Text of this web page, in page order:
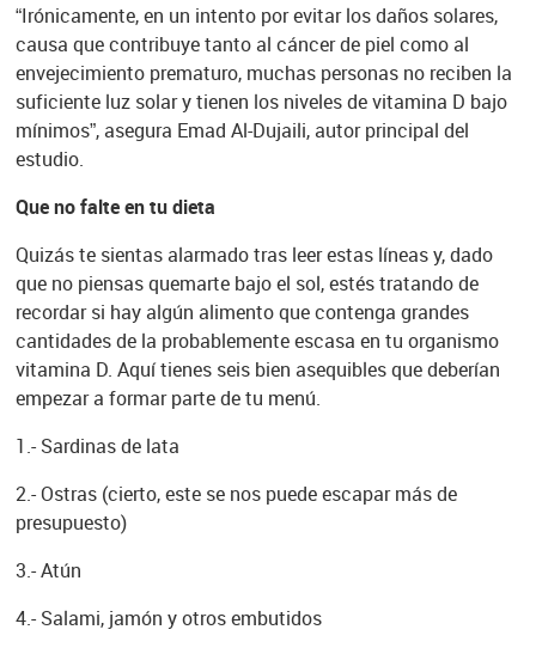
“Irónicamente, en un intento por evitar los daños solares,
causa que contribuye tanto al cáncer de piel como al
envejecimiento prematuro, muchas personas no reciben la
suficiente luz solar y tienen los niveles de vitamina D bajo
mínimos”, asegura Emad Al-Dujaili, autor principal del
estudio.
Que no falte en tu dieta
Quizás te sientas alarmado tras leer estas líneas y, dado
que no piensas quemarte bajo el sol, estés tratando de
recordar si hay algún alimento que contenga grandes
cantidades de la probablemente escasa en tu organismo
vitamina D. Aquí tienes seis bien asequibles que deberían
empezar a formar parte de tu menú.
1.- Sardinas de lata
2.- Ostras (cierto, este se nos puede escapar más de
presupuesto)
3.- Atún
4.- Salami, jamón y otros embutidos